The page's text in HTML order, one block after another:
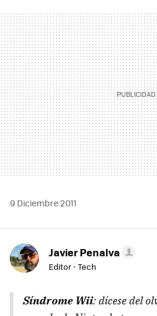
MAIL
9 Diciembre 2011
Javier Penalva
Editor - Tech
Síndrome Wii: dícese del